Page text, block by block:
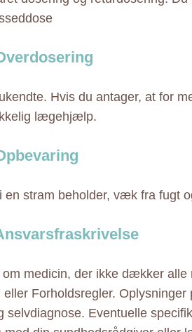
Hvis du antager, at for
lægehjælp.
en stram beholder, væk fra fugt
medicin, der ikke dækker alle
Forholdsregler. Oplysninger
selvdiagnose. Eventuelle